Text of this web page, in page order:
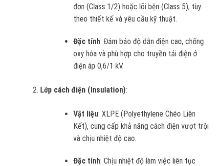
đơn (Class 1/2) hoặc lõi bện (Class 5), tùy
theo thiết kế và yêu cầu kỹ thuật.
Đặc tính: Đảm bảo độ dẫn điện cao, chống
oxy hóa và phù hợp cho truyền tải điện ở
điện áp 0,6/1 kV.
Lớp cách điện (Insulation):
Vật liệu: XLPE (Polyethylene Chéo Liên
Kết), cung cấp khả năng cách điện vượt trội
và chịu nhiệt độ cao.
Đặc tính: Chịu nhiệt độ làm việc liên tục